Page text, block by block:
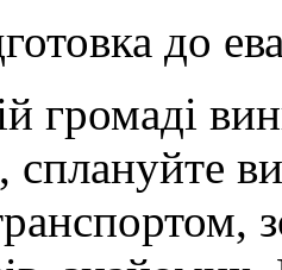
до
громаді
сплануйте
,